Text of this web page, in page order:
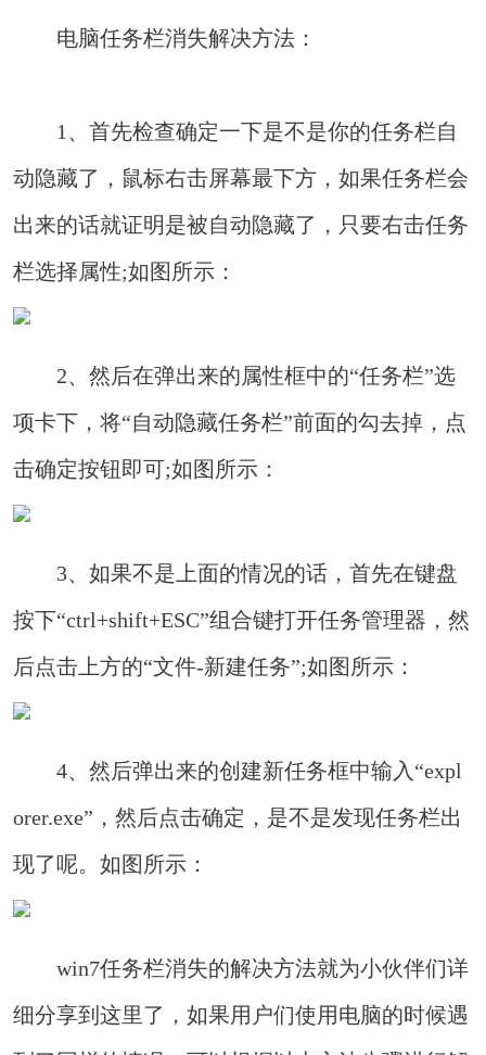
电脑任务栏消失解决方法：
1、首先检查确定一下是不是你的任务栏自
动隐藏了，鼠标右击屏幕最下方，如果任务栏会
出来的话就证明是被自动隐藏了，只要右击任务
栏选择属性;如图所示：
2、然后在弹出来的属性框中的“任务栏”选
项卡下，将“自动隐藏任务栏”前面的勾去掉，点
击确定按钮即可;如图所示：
3、如果不是上面的情况的话，首先在键盘
按下“ctrl+shift+ESC”组合键打开任务管理器，然
后点击上方的“文件-新建任务”;如图所示：
4、然后弹出来的创建新任务框中输入“expl
orer.exe”，然后点击确定，是不是发现任务栏出
现了呢。如图所示：
win7任务栏消失的解决方法就为小伙伴们详
细分享到这里了，如果用户们使用电脑的时候遇